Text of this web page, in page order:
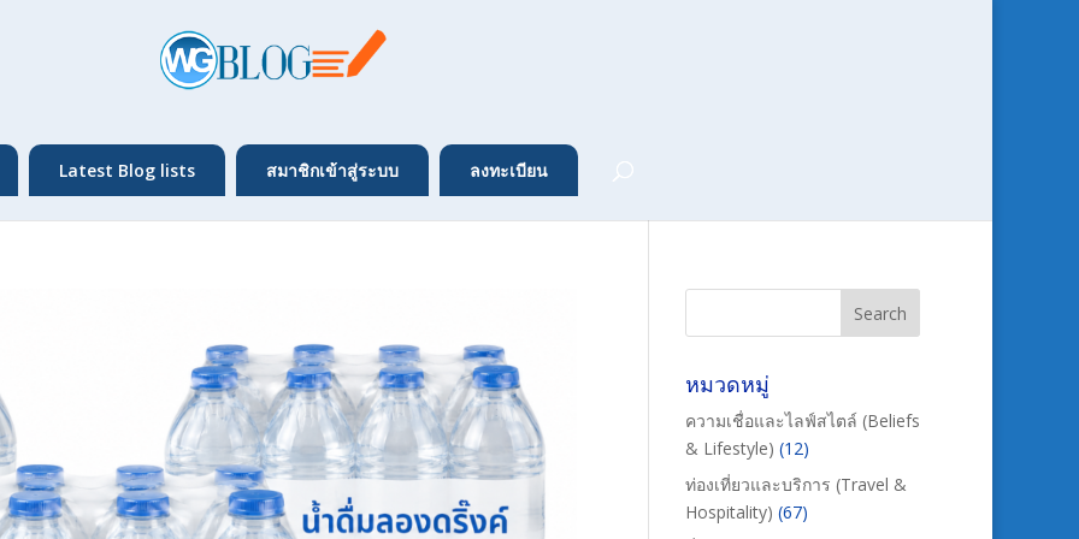
Latest Blog lists สมาชิกเข้าสู่ระบบ ลงทะเบียน
หมวดหมู่
ความเชื่อและไลฟ์สไตล์ (Beliefs
& Lifestyle) (12)
ท่องเที่ยวและบริการ (Travel &
Hospitality) (67)